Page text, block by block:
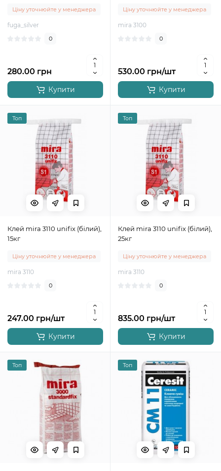
Ціну уточнюйте у менеджера
fuga_silver
0
280.00 грн
Купити
Ціну уточнюйте у менеджера
mira 3100
0
530.00 грн/шт
Купити
Топ
Клей mira 3110 unifix (білий),
15кг
Ціну уточнюйте у менеджера
mira 3110
0
247.00 грн/шт
Купити
Топ
Клей mira 3110 unifix (білий),
25кг
Ціну уточнюйте у менеджера
mira 3110
0
835.00 грн/шт
Купити
Топ Топ